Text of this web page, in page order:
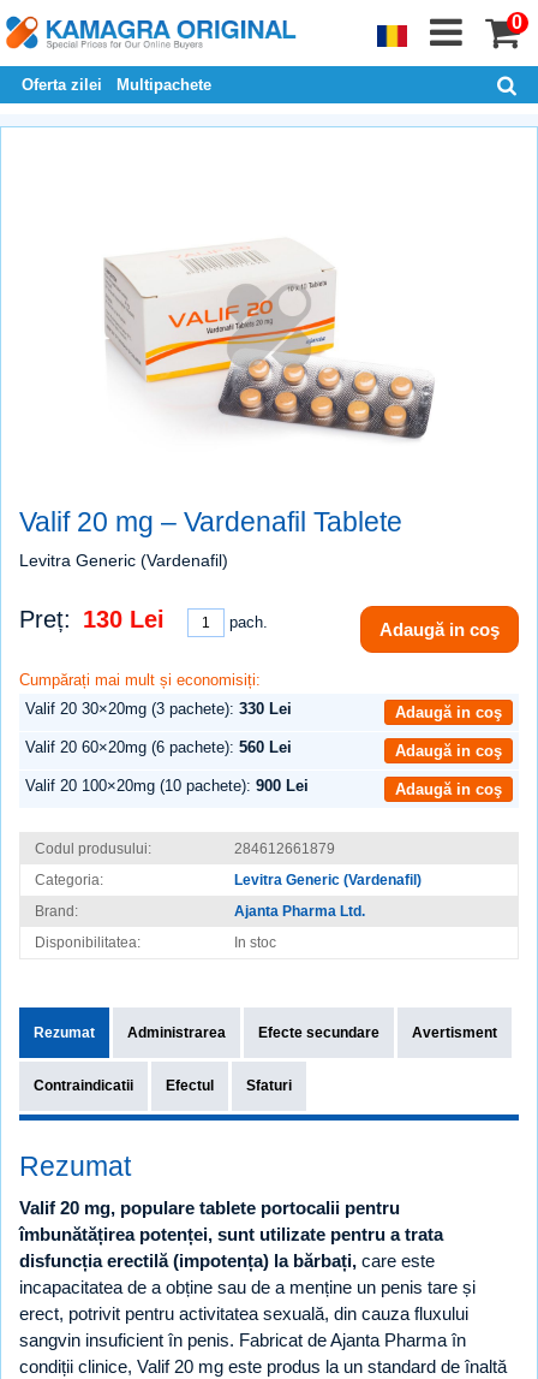
0
Oferta zilei Multipachete
Valif 20 mg – Vardenafil Tablete
Levitra Generic (Vardenafil)
Preț: 130 Lei pach. Adaugă in coş
Cumpărați mai mult și economisiți:
Valif 20 30×20mg (3 pachete): 330 Lei
Adaugă in coş
Valif 20 60×20mg (6 pachete): 560 Lei
Adaugă in coş
Valif 20 100×20mg (10 pachete): 900 Lei Adaugă in coş
Codul produsului:
284612661879
Categoria:
Levitra Generic (Vardenafil)
Brand:
Ajanta Pharma Ltd.
Disponibilitatea:
In stoc
Rezumat Administrarea Efecte secundare Avertisment
Contraindicatii Efectul Sfaturi
Rezumat
Valif 20 mg, populare tablete portocalii pentru
îmbunătățirea potenței, sunt utilizate pentru a trata
disfuncția erectilă (impotența) la bărbați, care este
incapacitatea de a obține sau de a menține un penis tare și
erect, potrivit pentru activitatea sexuală, din cauza fluxului
sangvin insuficient în penis. Fabricat de Ajanta Pharma în
condiții clinice, Valif 20 mg este produs la un standard de înaltă